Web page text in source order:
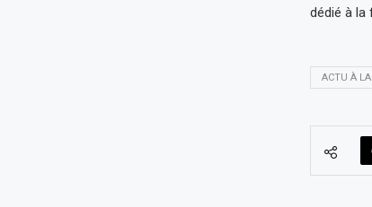
dédié à la
ACTU À